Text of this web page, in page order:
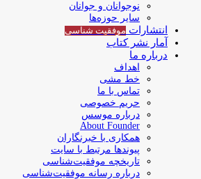
نوجوانان و جوانان
سایر حوزه‌ها
انتشارات موفقیت‌ شناسی
آمار نشر کتاب
درباره ما
اهداف
خط مشی
تماس با ما
حریم خصوصی
درباره موسس
About Founder
همکاری با خبرنگاران
پیوندها مرتبط با سایت
تاریخچه موفقیت‌شناسی
درباره رسانه موفقیت‌شناسی